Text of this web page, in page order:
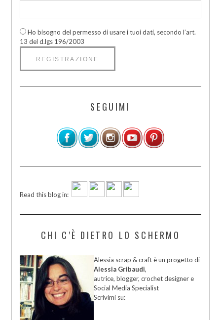
Ho bisogno del permesso di usare i tuoi dati, secondo l’art.
13 del d.lgs 196/2003
SEGUIMI
Read this blog in:
CHI C’È DIETRO LO SCHERMO
Alessia scrap & craft è un progetto di
Alessia Gribaudi,
autrice, blogger, crochet designer e
Social Media Specialist
Scrivimi su: